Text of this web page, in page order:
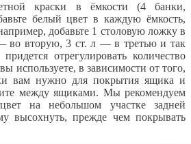
краски в ёмкости (4 банки,
белый цвет в каждую ёмкость,
добавьте 1 столовую ложку в
во вторую, 3 ст. л — в третью и так
отрегулировать количество
используете, в зависимости от того,
вам нужно для покрытия ящика и
между ящиками. Мы рекомендуем
на небольшом участке задней
высохнуть, прежде чем покрывать